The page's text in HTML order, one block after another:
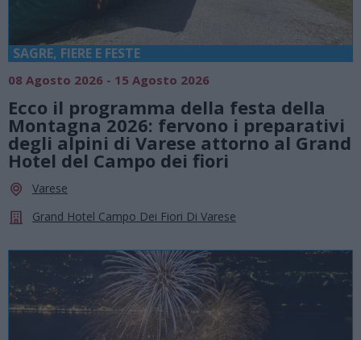
SAGRE, FIERE E FESTE
08 Agosto 2026 - 15 Agosto 2026
Ecco il programma della festa della
Montagna 2026: fervono i preparativi
degli alpini di Varese attorno al Grand
Hotel del Campo dei fiori
Varese
Grand Hotel Campo Dei Fiori Di Varese